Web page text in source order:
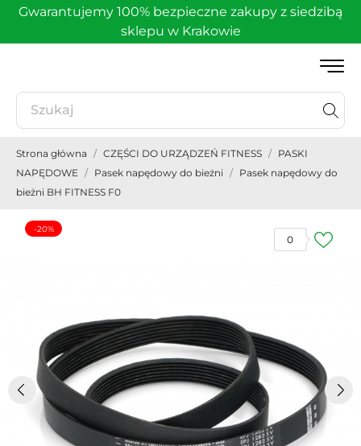
Gwarantujemy 100% bezpieczne zakupy z siedzibą
sklepu w Krakowie
Strona główna CZĘŚCI DO URZĄDZEŃ FITNESS
PASKI
NAPĘDOWE
Pasek napędowy do bieżni
Pasek napędowy do
bieżni BH FITNESS F0
0
-20%